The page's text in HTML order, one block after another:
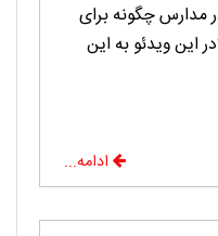
مدارس چگونه برای
این ویدئو به این
ادامه...